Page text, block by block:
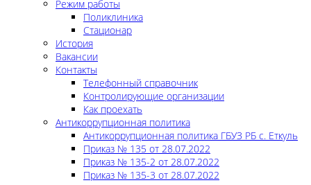
Режим работы
Поликлиника
Стационар
История
Вакансии
Контакты
Телефонный справочник
Контролирующие организации
Как проехать
Антикоррупционная политика
Антикоррупционная политика ГБУЗ РБ с. Еткуль
Приказ № 135 от 28.07.2022
Приказ № 135-2 от 28.07.2022
Приказ № 135-3 от 28.07.2022